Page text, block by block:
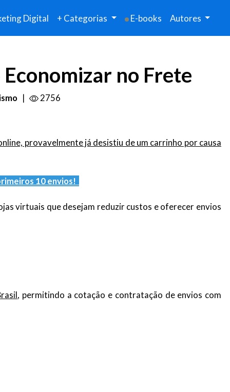
Digital + Categorias E-books Autores
no Frete
| 2756
provavelmente já desistiu de um carrinho por causa
10 envios!
virtuais que desejam reduzir custos e oferecer envios
, permitindo a cotação e contratação de envios com